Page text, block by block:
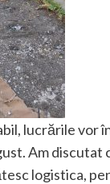
lucrările vor
Am discutat
logistica,